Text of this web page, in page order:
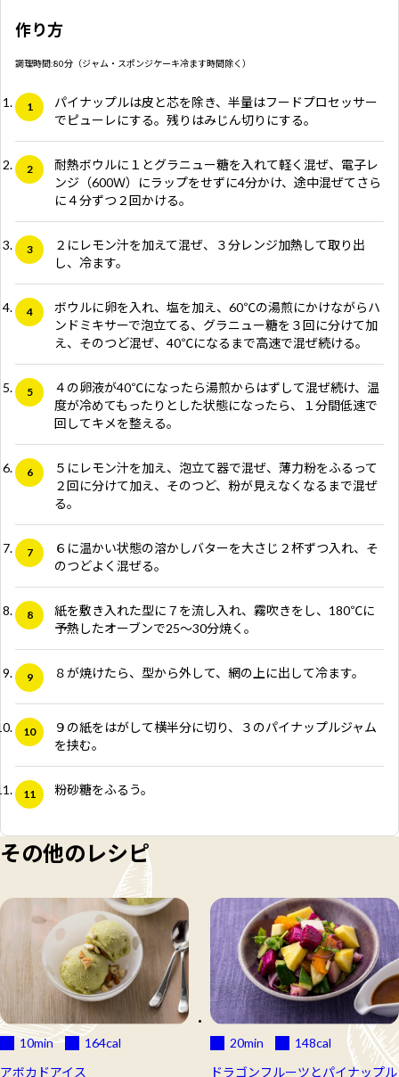
作り方
調理時間:80分（ジャム・スポンジケーキ冷ます時間除く）
パイナップルは皮と芯を除き、半量はフードプロセッサー
でピューレにする。残りはみじん切りにする。
耐熱ボウルに１とグラニュー糖を入れて軽く混ぜ、電子レ
ンジ（600Ｗ）にラップをせずに4分かけ、途中混ぜてさら
に４分ずつ２回かける。
２にレモン汁を加えて混ぜ、３分レンジ加熱して取り出
し、冷ます。
ボウルに卵を入れ、塩を加え、60℃の湯煎にかけながらハ
ンドミキサーで泡立てる、グラニュー糖を３回に分けて加
え、そのつど混ぜ、40℃になるまで高速で混ぜ続ける。
４の卵液が40℃になったら湯煎からはずして混ぜ続け、温
度が冷めてもったりとした状態になったら、１分間低速で
回してキメを整える。
５にレモン汁を加え、泡立て器で混ぜ、薄力粉をふるって
２回に分けて加え、そのつど、粉が見えなくなるまで混ぜ
る。
６に温かい状態の溶かしバターを大さじ２杯ずつ入れ、そ
のつどよく混ぜる。
紙を敷き入れた型に７を流し入れ、霧吹きをし、180℃に
予熱したオーブンで25～30分焼く。
８が焼けたら、型から外して、網の上に出して冷ます。
９の紙をはがして横半分に切り、３のパイナップルジャム
を挟む。
粉砂糖をふるう。
その他のレシピ
10min 164cal
アボカドアイス
20min 148cal
ドラゴンフルーツとパイナップル